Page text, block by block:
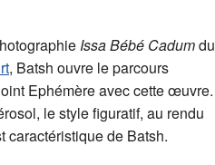
Issa Bébé Cadumdu
, Batsh ouvre le parcours
Ephémère avec cette œuvre.
le style figuratif, au rendu
caractéristique de Batsh.